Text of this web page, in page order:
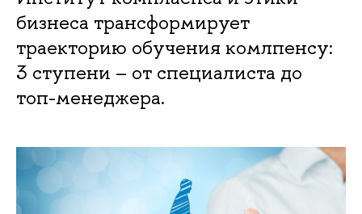
бизнеса трансформирует
траекторию обучения комлпенсу:
3 ступени – от специалиста до
топ-менеджера.